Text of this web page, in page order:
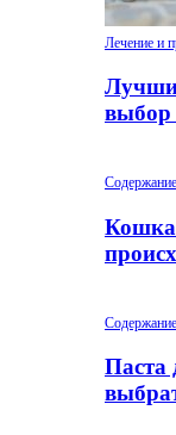
Лечение и
выбор
Кошка
Паста